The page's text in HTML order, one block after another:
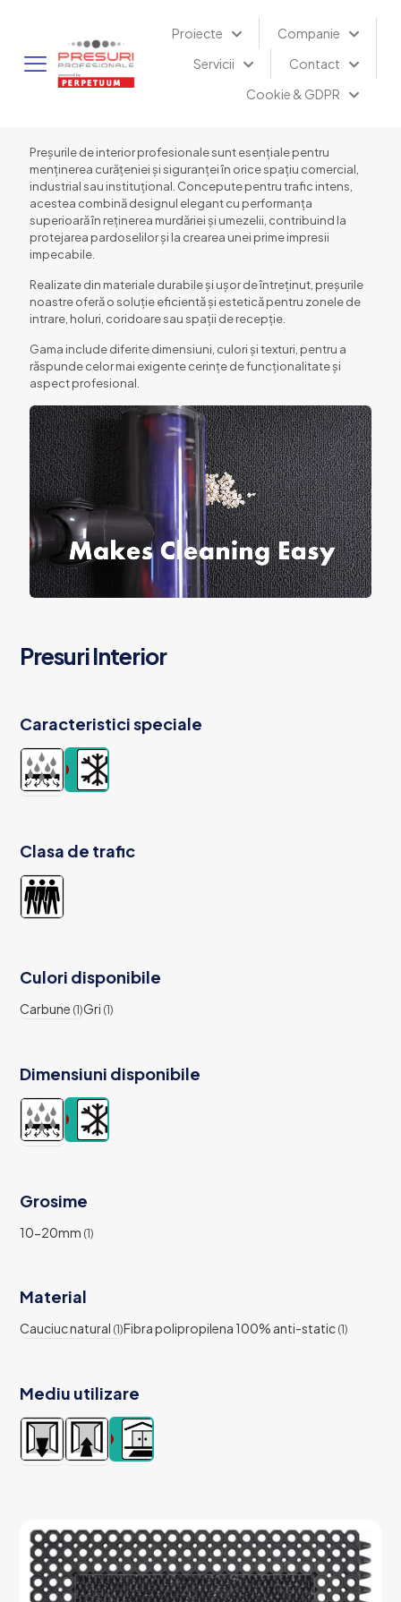
Proiecte
Companie
Servicii
Contact
Cookie & GDPR
Preșurile de interior profesionale sunt esențiale pentru
menținerea curățeniei și siguranței în orice spațiu comercial,
industrial sau instituțional. Concepute pentru trafic intens,
acestea combină designul elegant cu performanța
superioară în reținerea murdăriei și umezelii, contribuind la
protejarea pardoselilor și la crearea unei prime impresii
impecabile.
Realizate din materiale durabile și ușor de întreținut, preșurile
noastre oferă o soluție eficientă și estetică pentru zonele de
intrare, holuri, coridoare sau spații de recepție.
Gama include diferite dimensiuni, culori și texturi, pentru a
răspunde celor mai exigente cerințe de funcționalitate și
aspect profesional.
Presuri Interior
Caracteristici speciale
Clasa de trafic
Culori disponibile
Carbune (1)Gri (1)
Dimensiuni disponibile
Grosime
10-20mm (1)
Material
Cauciuc natural (1)Fibra polipropilena 100% anti-static(1)
Mediu utilizare